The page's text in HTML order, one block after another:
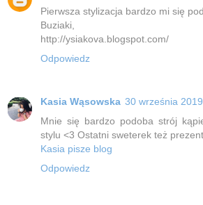
Pierwsza stylizacja bardzo mi się
Buziaki,
http://ysiakova.blogspot.com/
Odpowiedz
Kasia Wąsowska 30 września
Mnie się bardzo podoba strój
stylu <3 Ostatni sweterek też
Kasia pisze blog
Odpowiedz